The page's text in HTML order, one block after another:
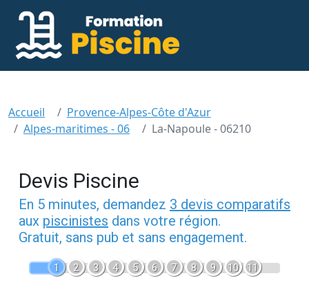
Accueil
Provence-Alpes-Côte d'Azur
Alpes-maritimes - 06
La-Napoule - 06210
Devis Piscine
En 5 minutes, demandez 3 devis comparatifs
aux piscinistes dans votre région.
Gratuit, sans pub et sans engagement.
1 2 3 4 5 6 7 8 9 10 11